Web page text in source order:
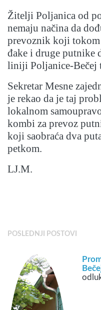
Žitelji Poljanica od
nemaju načina da
prevoznik koji
đake i druge putnike
liniji Poljanice-Bečej
Sekretar Mesne
je rekao da je taj
lokalnom
kombi za prevoz
koji saobraća dva
petkom.
LJ.M.
POSLEDNJI POSTOVI